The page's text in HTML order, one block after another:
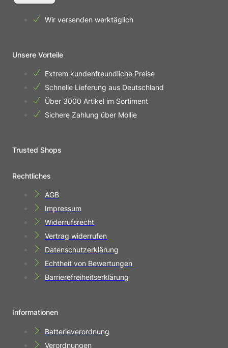
Wir versenden werktäglich
Unsere Vorteile
Extrem kundenfreundliche Preise
Schnelle Lieferung aus Deutschland
Über 3000 Artikel im Sortiment
Sichere Zahlung über Mollie
Trusted Shops
Rechtliches
AGB
Impressum
Widerrufsrecht
Vertrag widerrufen
Datenschutzerklärung
Echtheit von Bewertungen
Barrierefreiheitserklärung
Informationen
Batterieverordnung
Verordnungen